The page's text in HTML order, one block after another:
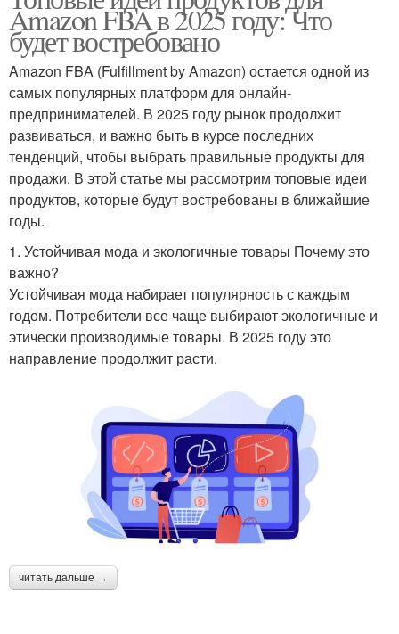
Amazon FBA в 2025 году: Что
будет востребовано
Amazon FBA (Fulfillment by Amazon) остается одной из
самых популярных платформ для онлайн-
предпринимателей. В 2025 году рынок продолжит
развиваться, и важно быть в курсе последних
тенденций, чтобы выбрать правильные продукты для
продажи. В этой статье мы рассмотрим топовые идеи
продуктов, которые будут востребованы в ближайшие
годы.
1. Устойчивая мода и экологичные товары Почему это
важно?
Устойчивая мода набирает популярность с каждым
годом. Потребители все чаще выбирают экологичные и
этически производимые товары. В 2025 году это
направление продолжит расти.
читать дальше →